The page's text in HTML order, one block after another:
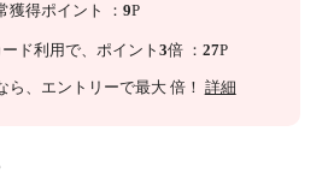
獲得ポイント ： 9P
ド利用で、 ポイント 3倍 ： 27P
ら 、エントリーで最大 倍！ 詳細